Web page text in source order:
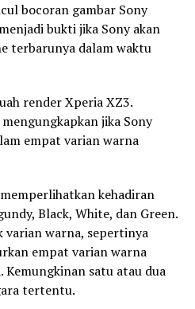
bocoran gambar Sony
bukti jika Sony akan
terbarunya dalam waktu
render Xperia XZ3.
jika Sony
empat varian warna
kehadiran
Black, White, dan Green.
varian warna, sepertinya
empat varian warna
Kemungkinan satu atau dua
tertentu.